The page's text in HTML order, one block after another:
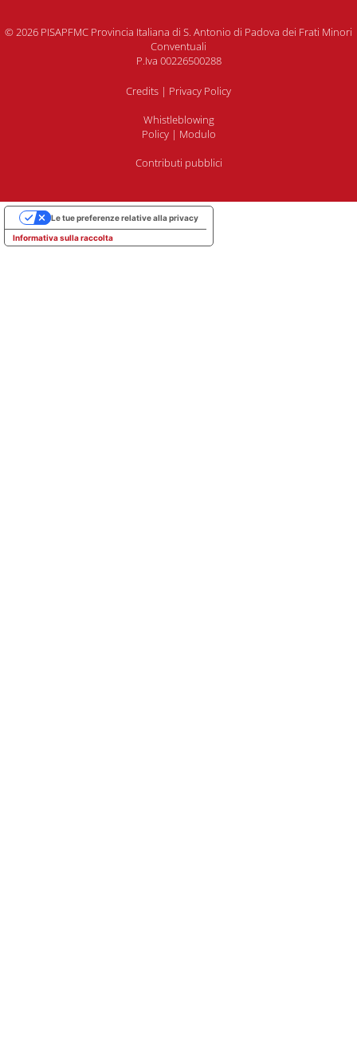
© 2026 PISAPFMC Provincia Italiana di S. Antonio di Padova dei Frati Minori
Conventuali
P.Iva 00226500288
Credits | Privacy Policy
Whistleblowing
Policy| Modulo
Contributi pubblici
Informativa sulla raccolta
Le tue preferenze relative alla privacy